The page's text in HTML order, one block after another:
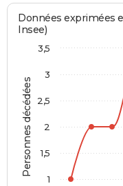
Personnes décédées
Données exprimées
Insee)
1
1,5
2
2,5
3
3,5